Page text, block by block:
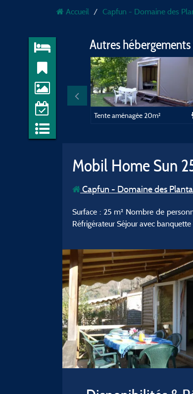
Accueil Capfun - Domaine des
Autres
Tente aménagée 20m²
Mobil Home Sun
Capfun - Domaine des
Surface : 25 m² Nombre de
Réfrigérateur Séjour avec